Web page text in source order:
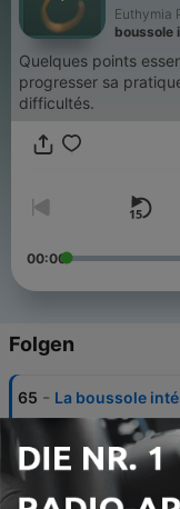
Euthymia
boussole
Quelques points
progresser sa
difficultés.
00:00
Folgen
65 - La boussole
17 Jun. 2026
64 - Méditer avec
26 Mai 2026